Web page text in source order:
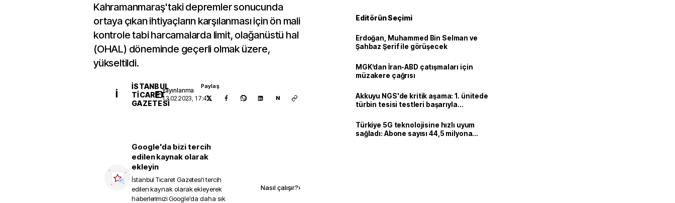
Kahramanmaraş'taki depremler sonucunda
ortaya çıkan ihtiyaçların karşılanması için ön mali
kontrole tabi harcamalarda limit, olağanüstü hal
(OHAL) döneminde geçerli olmak üzere,
yükseltildi.
İ
İSTANBUL
TICARET
GAZETESI
Yayınlanma
13.02.2023, 17:42
Paylaş
N
Google'da bizi tercih
edilen kaynak olarak
ekleyin
İstanbul Ticaret Gazetesi'i tercih
edilen kaynak olarak ekleyerek
haberlerimizi Google'da daha sık
Nasıl çalışır?›
Editörün Seçimi
Erdoğan, Muhammed Bin Selman ve
Şahbaz Şerif ile görüşecek
MGK’dan İran-ABD çatışmaları için
müzakere çağrısı
Akkuyu NGS'de kritik aşama: 1. ünitede
türbin tesisi testleri başarıyla
Türkiye 5G teknolojisine hızlı uyum
sağladı: Abone sayısı 44,5 milyona